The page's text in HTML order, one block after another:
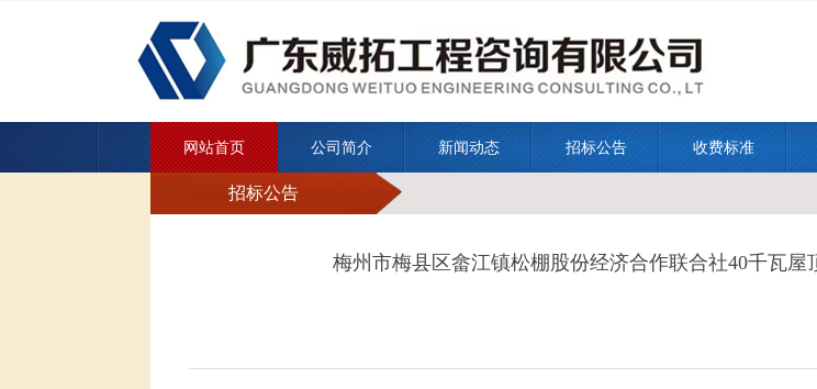
网站首页 公司简介 新闻动态 招标公告 收费标准
招标公告
梅州市梅县区畲江镇松棚股份经济合作联合社40千瓦